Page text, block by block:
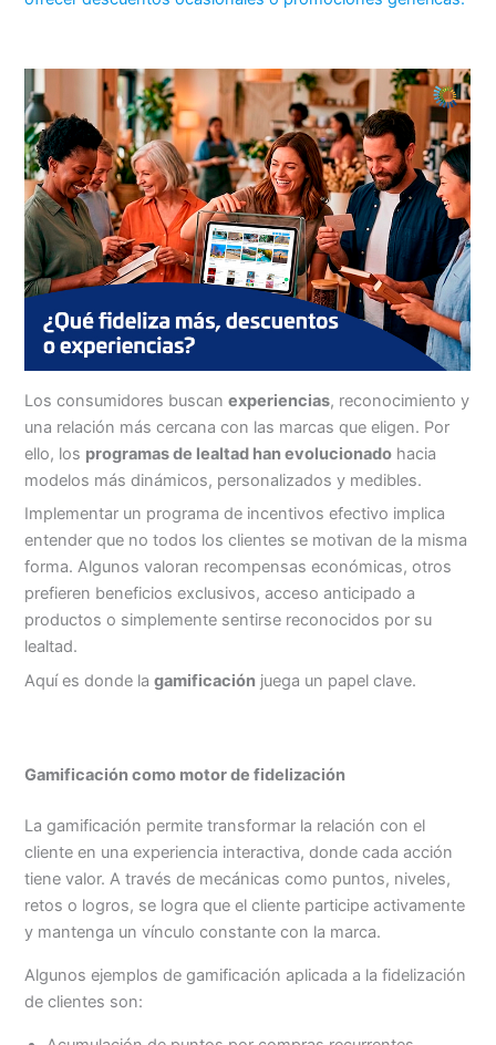
Los consumidores buscanexperiencias, reconocimiento y
una relación más cercana con las marcas que eligen. Por
ello, los programas de lealtad han evolucionado hacia
modelos más dinámicos, personalizados y medibles.
Implementar un programa de incentivos efectivo implica
entender que no todos los clientes se motivan de la misma
forma. Algunos valoran recompensas económicas, otros
prefieren beneficios exclusivos, acceso anticipado a
productos o simplemente sentirse reconocidos por su
lealtad.
Aquí es donde lagamificación juega un papel clave.
Gamificación como motor de fidelización
La gamificación permite transformar la relación con el
cliente en una experiencia interactiva, donde cada acción
tiene valor. A través de mecánicas como puntos, niveles,
retos o logros, se logra que el cliente participe activamente
y mantenga un vínculo constante con la marca.
Algunos ejemplos de gamificación aplicada a la fidelización
de clientes son: